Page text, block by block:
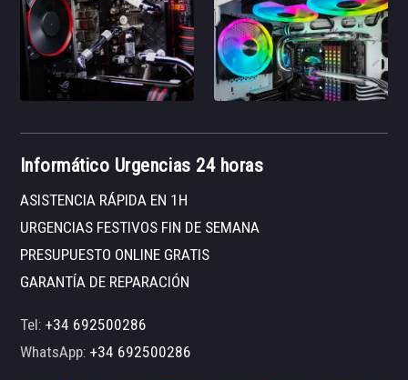
Informático Urgencias 24 horas
ASISTENCIA RÁPIDA EN 1H
URGENCIAS FESTIVOS FIN DE SEMANA
PRESUPUESTO ONLINE GRATIS
GARANTÍA DE REPARACIÓN
Tel:+34 692500286
WhatsApp:+34 692500286